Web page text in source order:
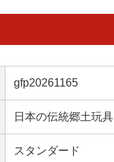
gfp20261165
日本の伝統郷土玩具
スタンダード